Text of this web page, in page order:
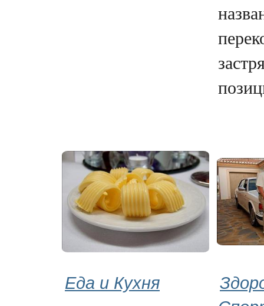
Еда и Кухня